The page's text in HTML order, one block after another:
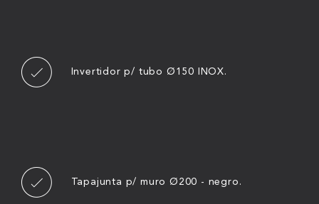
Invertidor p/ tubo Ø150 INOX.
Tapajunta p/ muro Ø200 - negro.